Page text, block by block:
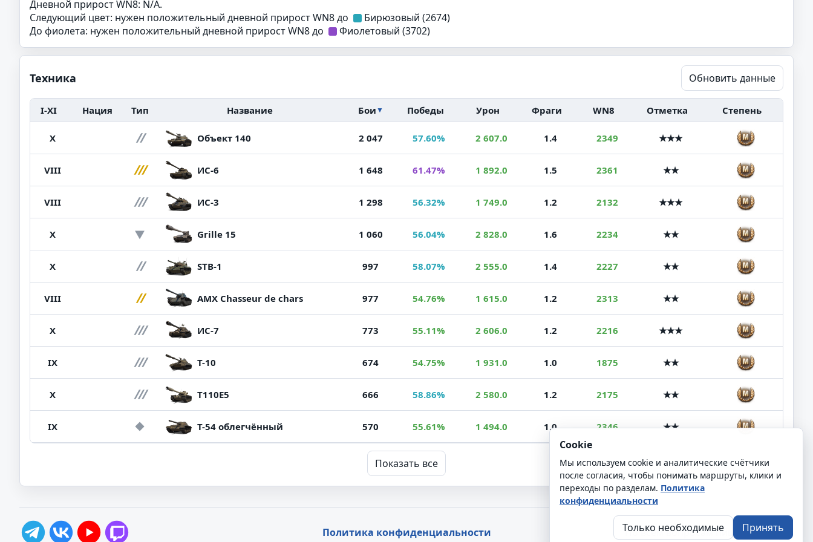
Дневной прирост WN8: N/A.
Следующий цвет: нужен положительный дневной прирост WN8 до
Бирюзовый (2674)
До фиолета: нужен положительный дневной прирост WN8 до
Фиолетовый (3702)
Техника Обновить данные
I-XI Нация Тип Название Бои▼ Победы Урон Фраги WN8 Отметка Степень
X Объект 140 2 047 57.60% 2 607.0 1.4 2349 ★★★
VIII ИС-6 1 648 61.47% 1 892.0 1.5 2361 ★★
VIII ИС-3 1 298 56.32% 1 749.0 1.2 2132 ★★★
X Grille 15 1 060 56.04% 2 828.0 1.6 2234 ★★
X STB-1 997 58.07% 2 555.0 1.4 2227 ★★
VIII AMX Chasseur de chars 977 54.76% 1 615.0 1.2 2313 ★★
X ИС-7 773 55.11% 2 606.0 1.2 2216 ★★★
IX Т-10 674 54.75% 1 931.0 1.0 1875 ★★
X T110E5 666 58.86% 2 580.0 1.2 2175 ★★
IX Т-54 облегчённый 570 55.61% 1 494.0 1.0 2346 ★★
Показать все
Политика конфиденциальности По всем вопросам пишитеCOJ_ZhIV
Cookie
Мы используем cookie и аналитические счётчики
после согласия, чтобы понимать маршруты, клики и
переходы по разделам. Политика
конфиденциальности
Только необходимые Принять